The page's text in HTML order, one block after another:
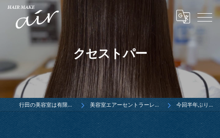
クセストパー
行田の美容室は有限会社ウエダ 美容室エアーセントラーレ行田店ブログ 今回半年ぶりのクセ…